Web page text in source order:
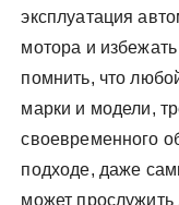
эксплуатация
мотора и
помнить, что
марки и модели,
своевременного
подходе, даже
может